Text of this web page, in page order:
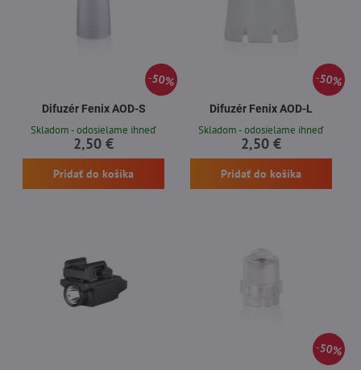
50%
Difuzér Fenix AOD-S
Skladom - odosielame ihneď
2,50 €
Pridať do košíka
50%
Difuzér Fenix AOD-L
Skladom - odosielame ihneď
2,50 €
Pridať do košíka
50%